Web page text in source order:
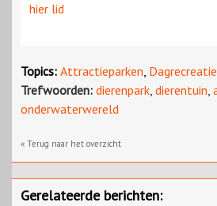
hier lid
Topics: Attractieparken, Dagrecreatie
Trefwoorden: dierenpark, dierentuin,
onderwaterwereld
« Terug naar het overzicht
Gerelateerde berichten: